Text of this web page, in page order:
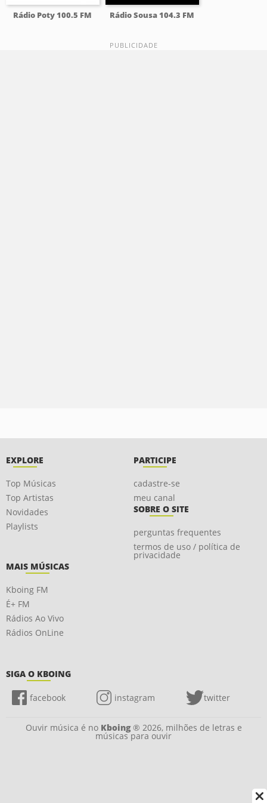
Rádio Poty 100.5 FM Rádio Sousa 104.3 FM
EXPLORE
Top Músicas
Top Artistas
Novidades
Playlists
PARTICIPE
cadastre-se
meu canal
SOBRE O SITE
perguntas frequentes
termos de uso / política de
privacidade
MAIS MÚSICAS
Kboing FM
É+ FM
Rádios Ao Vivo
Rádios OnLine
SIGA O KBOING
facebook instagram twitter
Ouvir música é no Kboing® 2026, milhões de letras e
músicas para ouvir